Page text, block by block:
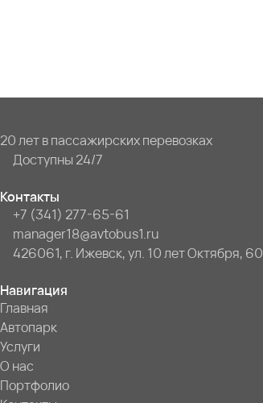
20 лет в пассажирских перевозках
Доступны 24/7
Контакты
+7 (341) 277-65-61
manager18@avtobus1.ru
426061, г. Ижевск, ул. 10 лет Октября, 60
Навигация
Главная
Автопарк
Услуги
О нас
Портфолио